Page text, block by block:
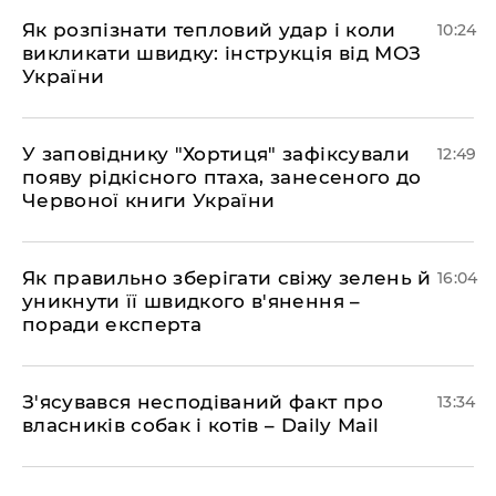
Як розпізнати тепловий удар і коли
викликати швидку: інструкція від МОЗ
України
10:24
У заповіднику "Хортиця" зафіксували
появу рідкісного птаха, занесеного до
Червоної книги України
12:49
Як правильно зберігати свіжу зелень й
уникнути її швидкого в'янення –
поради експерта
16:04
З'ясувався несподіваний факт про
власників собак і котів – Daily Mail
13:34